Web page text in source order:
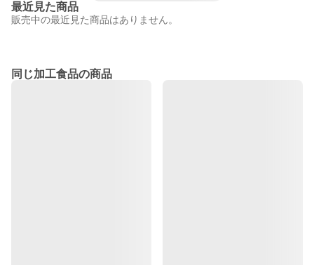
最近見た商品
販売中の最近見た商品はありません。
同じ加工食品の商品